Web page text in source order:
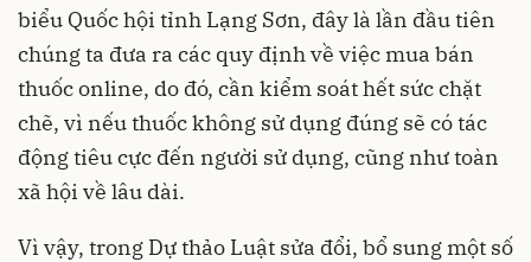
biểu Quốc hội tỉnh Lạng Sơn, đây là lần đầu tiên
chúng ta đưa ra các quy định về việc mua bán
thuốc online, do đó, cần kiểm soát hết sức chặt
chẽ, vì nếu thuốc không sử dụng đúng sẽ có tác
động tiêu cực đến người sử dụng, cũng như toàn
xã hội về lâu dài.
Vì vậy, trong Dự thảo Luật sửa đổi, bổ sung một số